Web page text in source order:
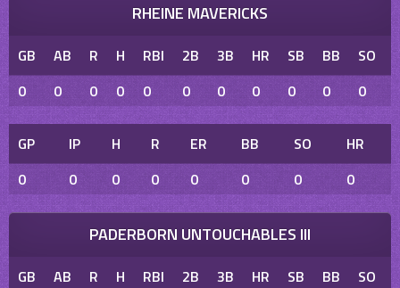
RHEINE MAVERICKS
GB AB R H RBI 2B 3B HR SB BB SO
0
0 0 0 0 0 0 0 0 0 0
GP IP H R ER BB SO
HR
0
0 0 0 0 0 0 0
PADERBORN UNTOUCHABLES III
GB AB R H RBI 2B 3B HR SB BB SO